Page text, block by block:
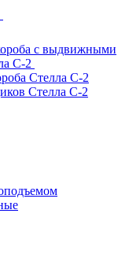
с выдвижными
С-2
Стелла С-2
Стелла С-2